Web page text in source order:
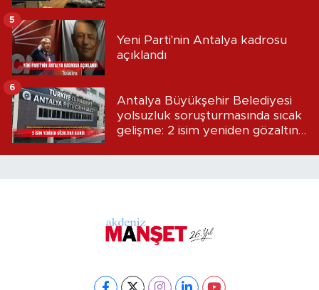
Yeni Parti'nin Antalya kadrosu
açıklandı
5
Antalya Büyükşehir Belediyesi
yolsuzluk soruşturmasında sıcak
gelişme: 2 isim yeniden gözaltına
6